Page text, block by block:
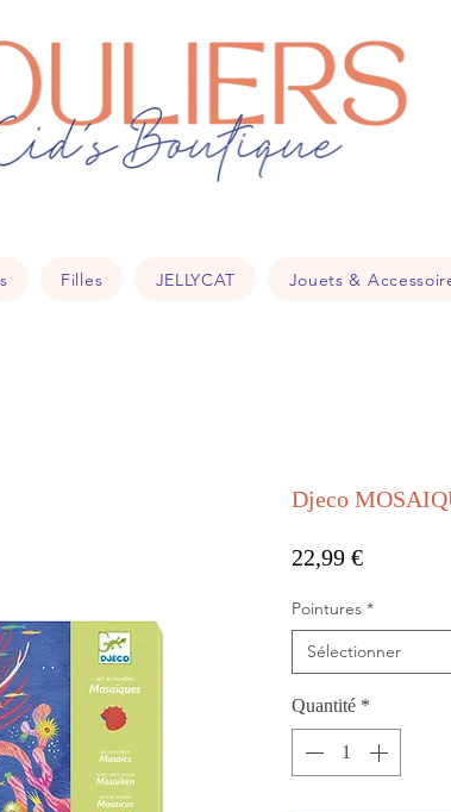
Filles JELLYCAT Jouets &
Djeco
22,99 €Prix
Pointures *
Sélectionner
Quantité *